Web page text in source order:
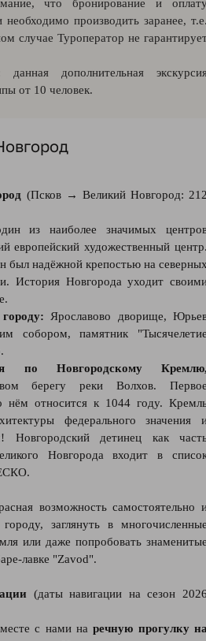
что бронирование и
необходимо производить заранее,
случае Туроператор не
дополнительная
от 10 человек.
(Псков → Великий Новгород:
из наиболее значимых
европейский художественный
был надёжной крепостью на
История Новгорода уходит
Ярославово дворище,
собором, памятник
по Новгородскому
берегу реки Волхов.
нём относится к 1044 году.
федерального значения
Новгородский детинец как
Новгорода входит в
возможность самостоятельно
заглянуть в
или даже попробовать
лавке "Zavod".
(даты навигации на сезон
с нами наречную прогулку